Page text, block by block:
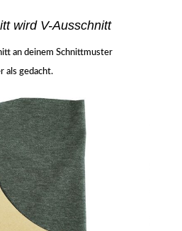
wird V-Ausschnitt
an deinem Schnittmuster
als gedacht.